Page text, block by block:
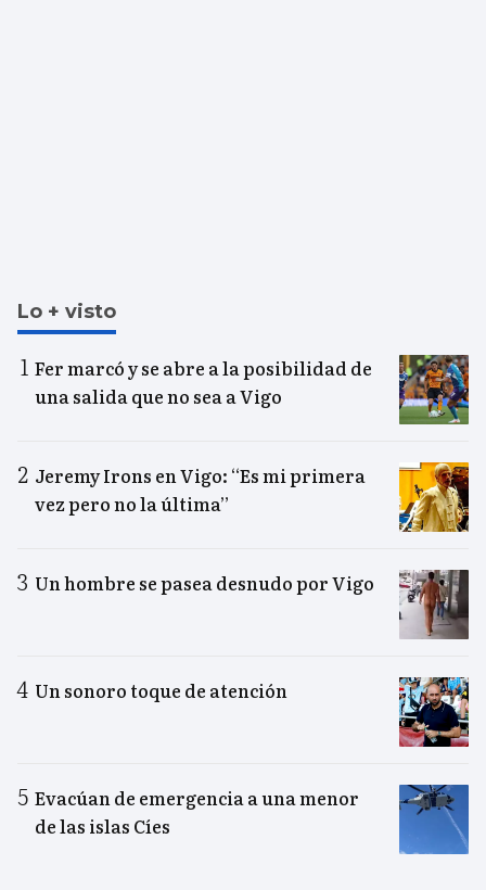
Lo + visto
Fer marcó y se abre a la posibilidad de
una salida que no sea a Vigo
Jeremy Irons en Vigo: “Es mi primera
vez pero no la última”
Un hombre se pasea desnudo por Vigo
Un sonoro toque de atención
Evacúan de emergencia a una menor
de las islas Cíes